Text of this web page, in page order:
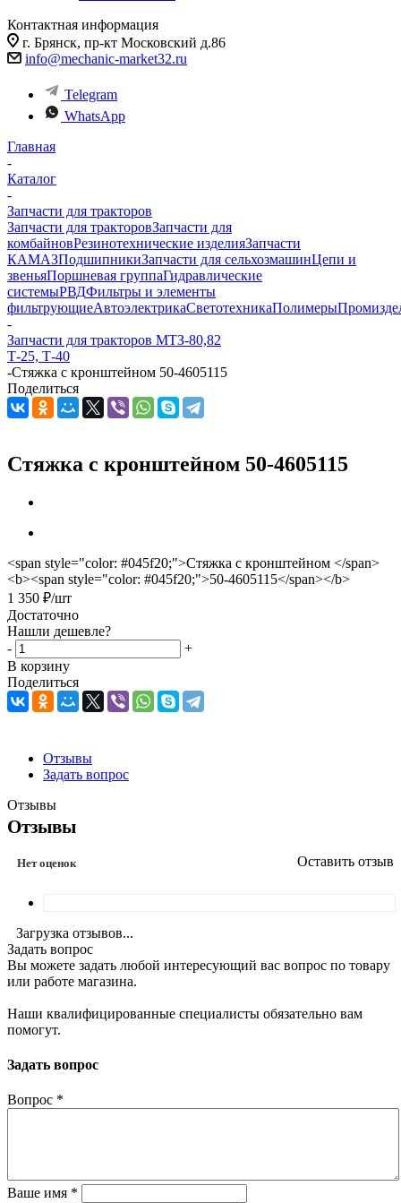
Контактная информация
г. Брянск, пр-кт Московский д.86
info@mechanic-market32.ru
Telegram
WhatsApp
Главная
-
Каталог
-
Запчасти для тракторов
Запчасти для тракторовЗапчасти для
комбайновРезинотехнические изделияЗапчасти
КАМАЗПодшипникиЗапчасти для сельхозмашинЦепи и
звеньяПоршневая группаГидравлические
системыРВДФильтры и элементы
фильтрующиеАвтоэлектрикаСветотехникаПолимеры
-
Запчасти для тракторов МТЗ-80,82
Т-25, Т-40
-Стяжка с кронштейном 50-4605115
Поделиться
Стяжка с кронштейном 50-4605115
<span style="color: #045f20;">Стяжка с кронштейном </span>
<b><span style="color: #045f20;">50-4605115</span></b>
1 350 ₽/шт
Достаточно
Нашли дешевле?
-
+
В корзину
Поделиться
Отзывы
Задать вопрос
Отзывы
Отзывы
Нет оценок Оставить отзыв
Загрузка отзывов...
Задать вопрос
Вы можете задать любой интересующий вас вопрос по товару
или работе магазина.
Наши квалифицированные специалисты обязательно вам
помогут.
Задать вопрос
Вопрос *
Ваше имя *